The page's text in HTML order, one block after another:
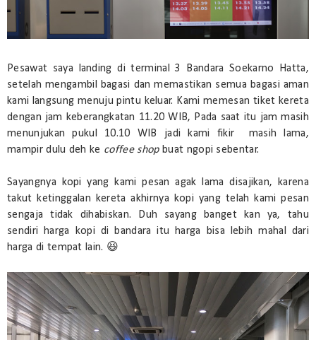
Pesawat saya landing di terminal 3 Bandara Soekarno Hatta,
setelah mengambil bagasi dan memastikan semua bagasi aman
kami langsung menuju pintu keluar. Kami memesan tiket kereta
dengan jam keberangkatan 11.20 WIB, Pada saat itu jam masih
menunjukan pukul 10.10 WIB jadi kami fikir masih lama,
mampir dulu deh ke coffee shopbuat ngopi sebentar.
Sayangnya kopi yang kami pesan agak lama disajikan, karena
takut ketinggalan kereta akhirnya kopi yang telah kami pesan
sengaja tidak dihabiskan. Duh sayang banget kan ya, tahu
sendiri harga kopi di bandara itu harga bisa lebih mahal dari
harga di tempat lain. 😆